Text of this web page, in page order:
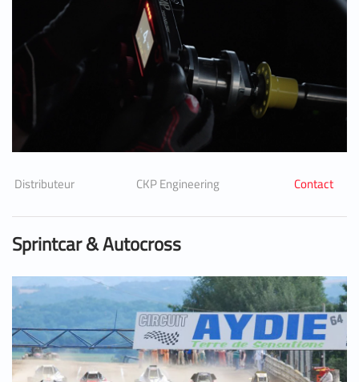
Distributeur CKP Engineering Contact
Sprintcar & Autocross